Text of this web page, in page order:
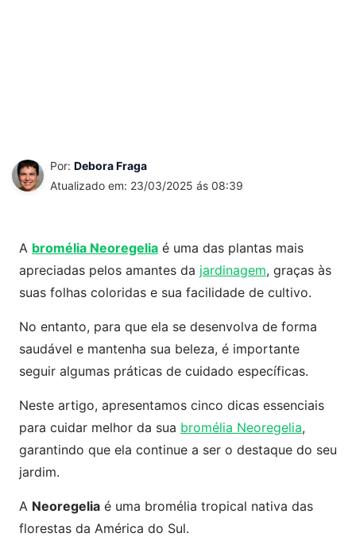
Por: Debora Fraga
Atualizado em: 23/03/2025 ás 08:39
A bromélia Neoregelia é uma das plantas mais
apreciadas pelos amantes da jardinagem, graças às
suas folhas coloridas e sua facilidade de cultivo.
No entanto, para que ela se desenvolva de forma
saudável e mantenha sua beleza, é importante
seguir algumas práticas de cuidado específicas.
Neste artigo, apresentamos cinco dicas essenciais
para cuidar melhor da sua bromélia Neoregelia,
garantindo que ela continue a ser o destaque do seu
jardim.
A Neoregelia é uma bromélia tropical nativa das
florestas da América do Sul.